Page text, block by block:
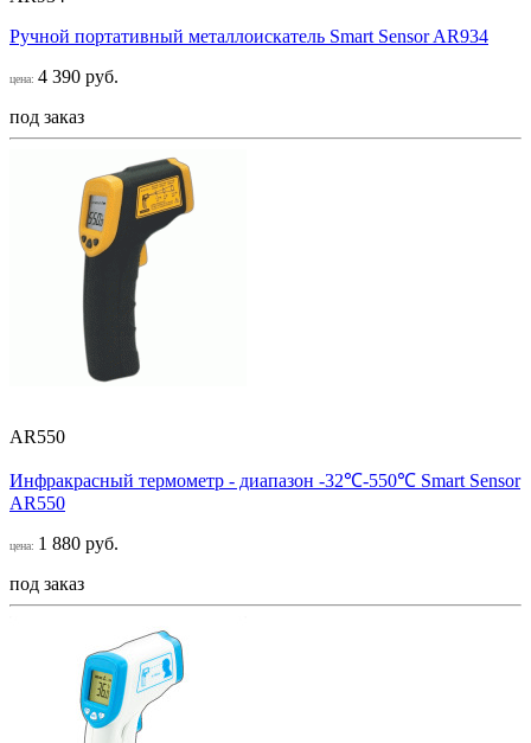
Ручной портативный металлоискатель Smart Sensor AR934
цена: 4 390 руб.
под заказ
AR550
Инфракрасный термометр - диапазон -32℃-550℃ Smart Sensor
AR550
цена: 1 880 руб.
под заказ